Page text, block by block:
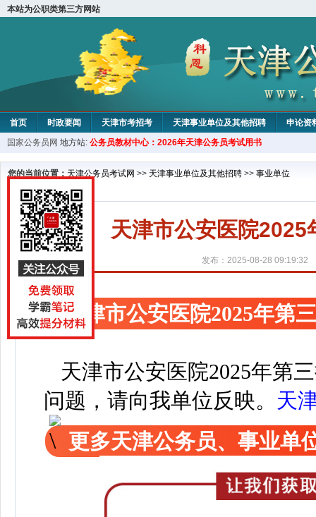
本站为公职类第三方网站
首页 时政要闻 天津市考招考 天津事业单位及其他招聘 申论资
教材中心
国家公务员网 地方站: 公务员教材中心：2026年天津公务员考试用书
您的当前位置： 天津公务员考试网 >> 天津事业单位及其他招聘 >> 事业单位
天津市公安医院2025
发布：2025-08-28 09:19:32
天津市公安医院2025年第
天津市规划和自然资源
天津市公安医院2025年第
问题，请向我单位反映。 天
更多天津公务员、事业单